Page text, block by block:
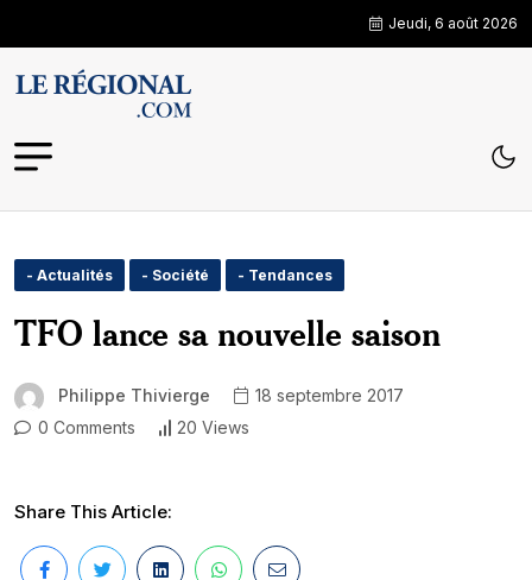
Jeudi, 6 août 2026
- Actualités - Société - Tendances
TFO lance sa nouvelle saison
Philippe Thivierge
18 septembre 2017
0 Comments
20 Views
Share This Article: